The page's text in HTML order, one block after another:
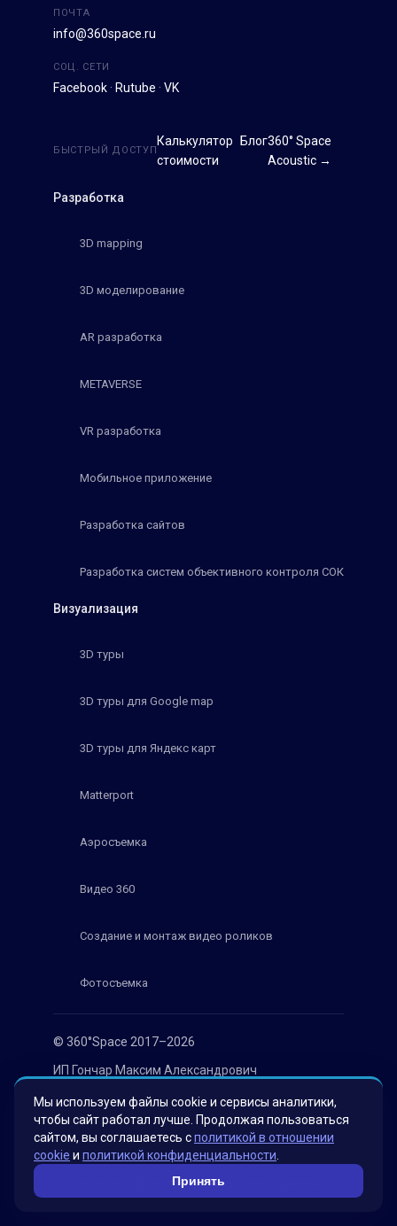
© 360°Space 2017–2026
ИП Гончар Максим Александрович
ИНН 501818387709
ОГРН 319508100030536
Политика конфиденциальности
Согласие на обработку персональных данных
ПОЧТА
info@360space.ru
СОЦ. СЕТИ
Facebook · Rutube · VK
Разработка
3D mapping
3D моделирование
AR разработка
METAVERSE
VR разработка
Мобильное приложение
Разработка сайтов
Разработка систем объективного контроля СОК
Визуализация
3D туры
3D туры для Google map
3D туры для Яндекс карт
Matterport
Аэросъемка
Видео 360
Создание и монтаж видео роликов
Фотосъемка
БЫСТРЫЙ ДОСТУП
Калькулятор
стоимости
Блог360° Space
Acoustic →
Мы используем файлы cookie и сервисы аналитики,
чтобы сайт работал лучше. Продолжая пользоваться
сайтом, вы соглашаетесь сполитикой в отношении
cookie и политикой конфиденциальности
Принять